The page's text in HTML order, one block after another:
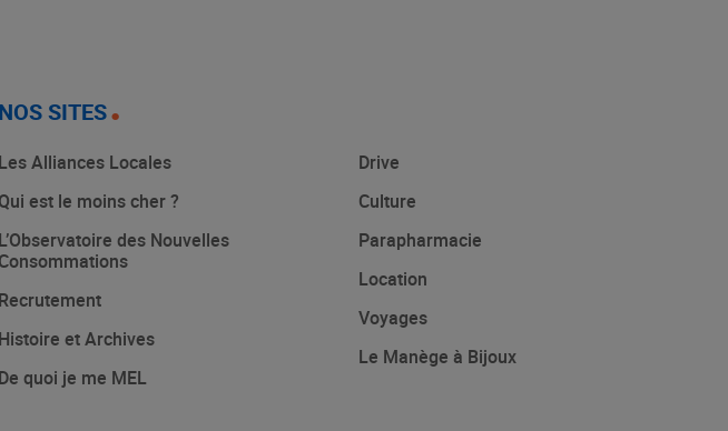
NOS SITES
Les Alliances Locales
Qui est le moins cher ?
L’Observatoire des Nouvelles
Consommations
Recrutement
Histoire et Archives
De quoi je me MEL
Drive
Culture
Parapharmacie
Location
Voyages
Le Manège à Bijoux